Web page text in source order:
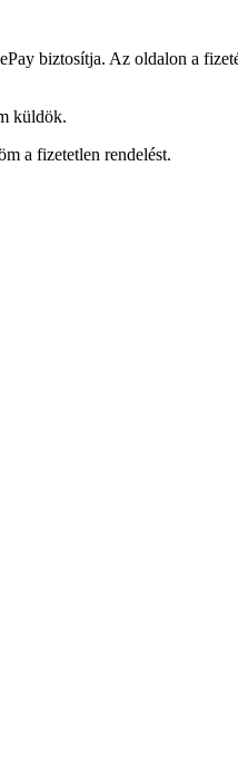
biztosítja. Az oldalon a
küldök.
a fizetetlen rendelést.